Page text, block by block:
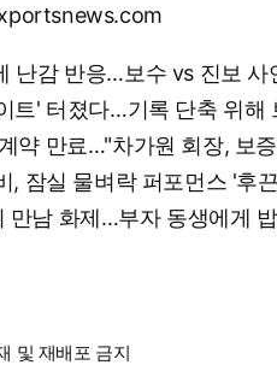
난감 반응…보수 vs 진보
트' 터졌다…기록 단축 위
계약 만료…"차가원 회장, 보
, 잠실 물벼락 퍼포먼스 '후
만남 화제…부자 동생에게
및 재배포 금지